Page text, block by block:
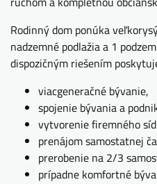
Rodinný dom ponúka
nadzemné podlažia a 1
dispozičným riešením
viacgeneračné bývanie,
spojenie bývania a
vytvorenie firemného
prenájom samostatnej
prerobenie na 2/3
prípadne komfortné